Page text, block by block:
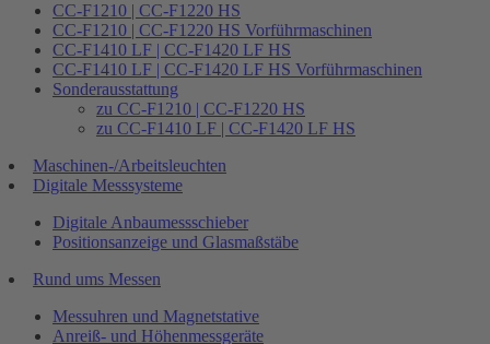
CC-F1210 | CC-F1220 HS
CC-F1210 | CC-F1220 HS Vorführmaschinen
CC-F1410 LF | CC-F1420 LF HS
CC-F1410 LF | CC-F1420 LF HS Vorführmaschinen
Sonderausstattung
zu CC-F1210 | CC-F1220 HS
zu CC-F1410 LF | CC-F1420 LF HS
Maschinen-/Arbeitsleuchten
Digitale Messsysteme
Digitale Anbaumessschieber
Positionsanzeige und Glasmaßstäbe
Rund ums Messen
Messuhren und Magnetstative
Anreiß- und Höhenmessgeräte